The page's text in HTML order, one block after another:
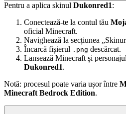
Pentru a aplica skinul Dukonred1:
Conectează-te la contul tău
oficial Minecraft.
Navighează la secțiunea
Încarcă fișierul .png descărcat.
Lansează Minecraft și
Dukonred1.
Notă: procesul poate varia ușor între
Minecraft Bedrock Edition.